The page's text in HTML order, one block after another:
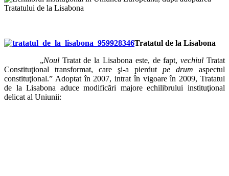
Tratatul de la Lisabona
„NoulTratat de la Lisabona este, de fapt,vechiul Tratat
Constituţional transformat, care şi-a pierdut pe drum aspectul
constituţional.” Adoptat în 2007, intrat în vigoare în 2009, Tratatul
de la Lisabona aduce modificări majore echilibrului instituţional
delicat al Uniunii: